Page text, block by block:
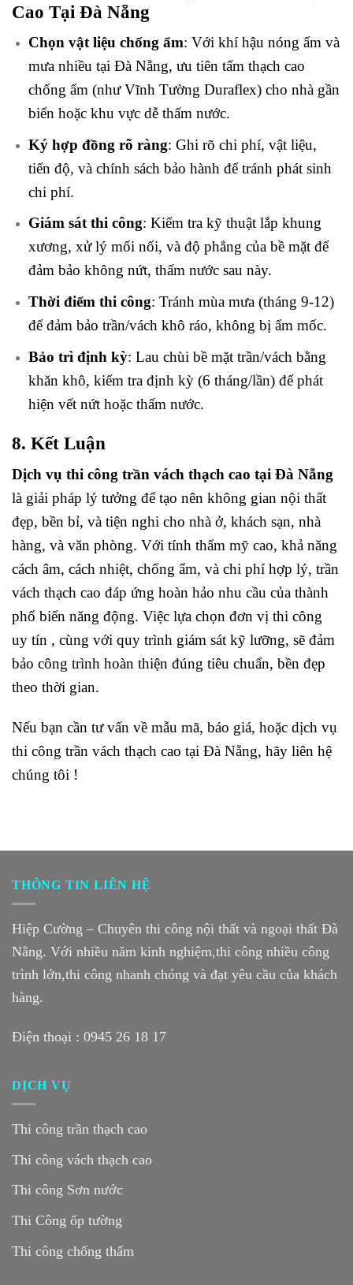
Cao Tại Đà Nẵng
Chọn vật liệu chống ẩm: Với khí hậu nóng ẩm và
mưa nhiều tại Đà Nẵng, ưu tiên tấm thạch cao
chống ẩm (như Vĩnh Tường Duraflex) cho nhà gần
biển hoặc khu vực dễ thấm nước.
Ký hợp đồng rõ ràng: Ghi rõ chi phí, vật liệu,
tiến độ, và chính sách bảo hành để tránh phát sinh
chi phí.
Giám sát thi công: Kiểm tra kỹ thuật lắp khung
xương, xử lý mối nối, và độ phẳng của bề mặt để
đảm bảo không nứt, thấm nước sau này.
Thời điểm thi công: Tránh mùa mưa (tháng 9-12)
để đảm bảo trần/vách khô ráo, không bị ẩm mốc.
Bảo trì định kỳ: Lau chùi bề mặt trần/vách bằng
khăn khô, kiểm tra định kỳ (6 tháng/lần) để phát
hiện vết nứt hoặc thấm nước.
8. Kết Luận
Dịch vụ thi công trần vách thạch cao tại Đà Nẵng
là giải pháp lý tưởng để tạo nên không gian nội thất
đẹp, bền bỉ, và tiện nghi cho nhà ở, khách sạn, nhà
hàng, và văn phòng. Với tính thẩm mỹ cao, khả năng
cách âm, cách nhiệt, chống ẩm, và chi phí hợp lý, trần
vách thạch cao đáp ứng hoàn hảo nhu cầu của thành
phố biển năng động. Việc lựa chọn đơn vị thi công
uy tín , cùng với quy trình giám sát kỹ lưỡng, sẽ đảm
bảo công trình hoàn thiện đúng tiêu chuẩn, bền đẹp
theo thời gian.
Nếu bạn cần tư vấn về mẫu mã, báo giá, hoặc dịch vụ
thi công trần vách thạch cao tại Đà Nẵng, hãy liên hệ
chúng tôi !
THÔNG TIN LIÊN HỆ
Hiệp Cường – Chuyên thi công nội thất và ngoại thất Đà
Nẵng. Với nhiều năm kinh nghiệm,thi công nhiều công
trình lớn,thi công nhanh chóng và đạt yêu cầu của khách
hàng.
Điện thoại : 0945 26 18 17
DỊCH VỤ
Thi công trần thạch cao
Thi công vách thạch cao
Thi công Sơn nước
Thi Công ốp tường
Thi công chống thấm